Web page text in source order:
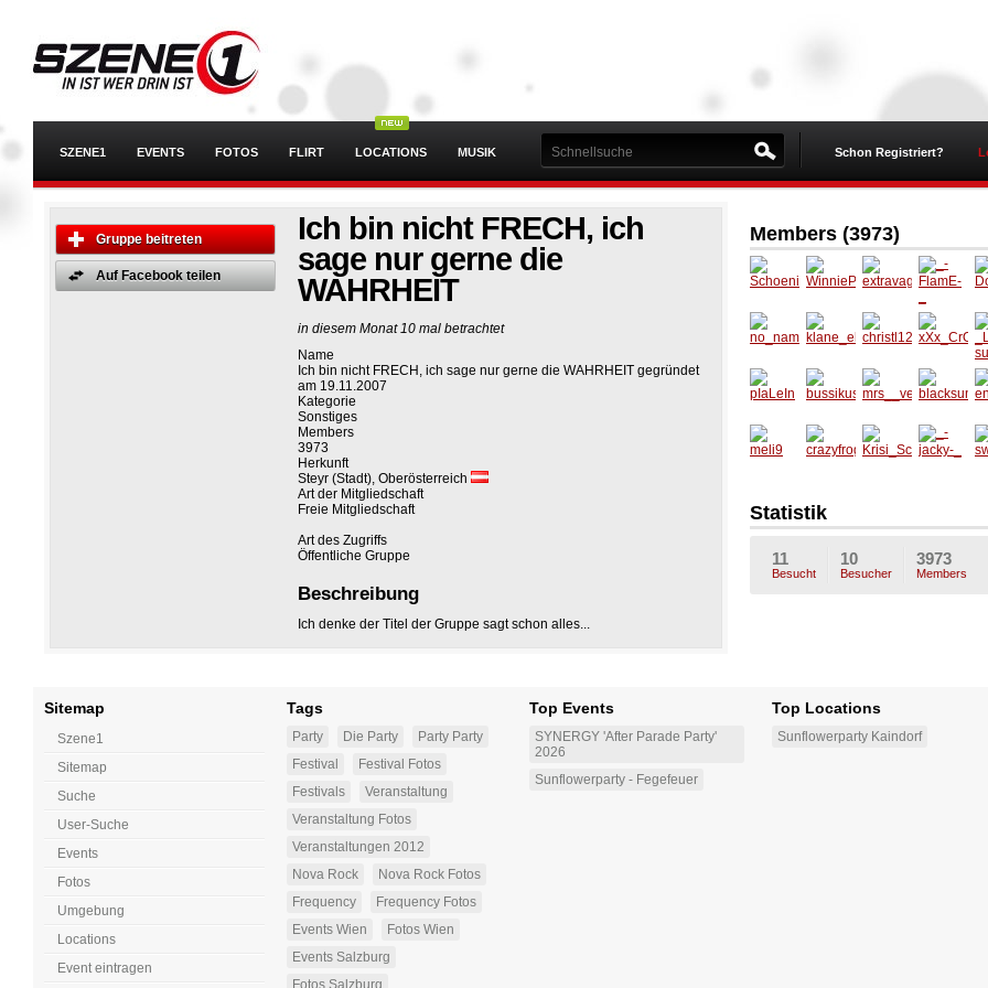
SZENE1 EVENTS FOTOS FLIRT LOCATIONS MUSIK Schon Registriert?
Gruppe beitreten
Auf Facebook teilen
Ich bin nicht FRECH, ich
sage nur gerne die
WAHRHEIT
in diesem Monat 10 mal betrachtet
Name
Ich bin nicht FRECH, ich sage nur gerne die WAHRHEIT gegründet
am 19.11.2007
Kategorie
Sonstiges
Members
3973
Herkunft
Steyr (Stadt), Oberösterreich
Art der Mitgliedschaft
Freie Mitgliedschaft
Art des Zugriffs
Öffentliche Gruppe
Beschreibung
Ich denke der Titel der Gruppe sagt schon alles...
Members (3973)
Schoen
i14
Winnie
Puuh01
5
extrava
gant
_-
FlamE-
_
2
no_na
me_13
klane_e
li
christl1
23
xXx_Cr
O_ChIc
Ka_xXx
pIaLeIn
bussiku
ss2002
mrs__v
erena
blacksu
nny198
6
Statistik
11
Besucht
10
Besucher
3973
Members
Sitemap
Szene1
Sitemap
Suche
User-Suche
Events
Fotos
Umgebung
Locations
Event eintragen
Tags
Party Die Party
Party Party
Festival
Festival Fotos
Festivals
Veranstaltung
Veranstaltung Fotos
Veranstaltungen 2012
Nova Rock
Nova Rock Fotos
Frequency
Frequency Fotos
Events Wien
Fotos Wien
Events Salzburg
Top Events
SYNERGY 'After Parade Party'
2026
Sunflowerparty - Fegefeuer
Top Locations
Sunflowerparty Kaindorf